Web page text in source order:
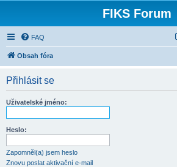
FIKS Forum
FAQ
Obsah fóra
Přihlásit se
Uživatelské jméno:
Heslo:
Zapomněl(a) jsem heslo
Znovu poslat aktivační e-mail